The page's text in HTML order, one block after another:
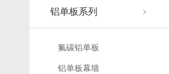
铝单板系列
氟碳铝单板
铝单板幕墙